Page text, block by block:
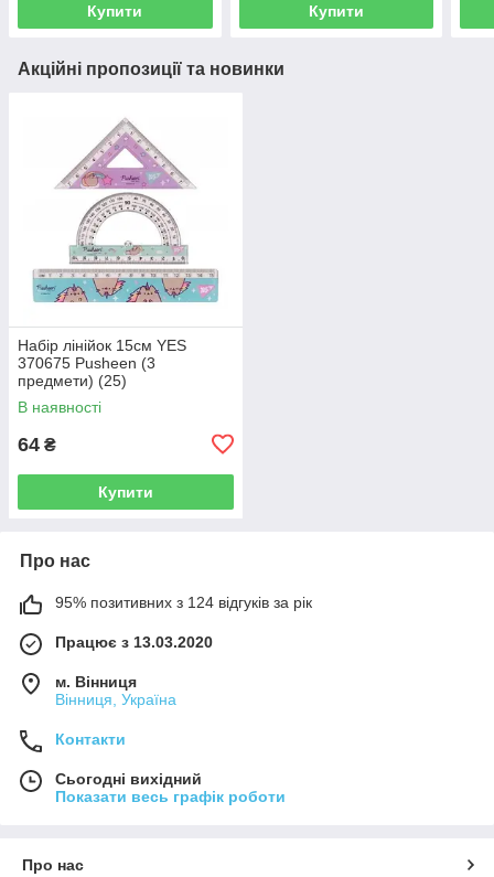
Купити Купити
Акційні пропозиції та новинки
Набір лінійок 15см YES
370675 Pusheen (3
предмети) (25)
В наявності
64 ₴
Купити
Про нас
95% позитивних з 124 відгуків за рік
Працює з 13.03.2020
м. Вінниця
Вінниця, Україна
Контакти
Сьогодні вихідний
Показати весь графік роботи
Про нас